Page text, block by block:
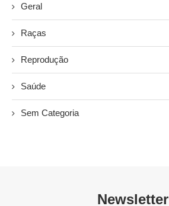
Geral
Raças
Reprodução
Saúde
Sem Categoria
Newsletter